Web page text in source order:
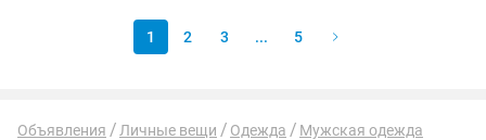
1 2 3 ... 5
Объявления Личные вещи Одежда Мужская одежда